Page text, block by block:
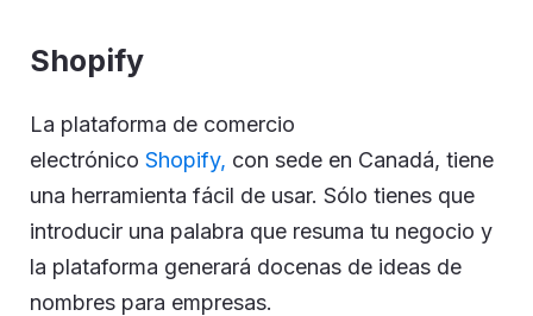
Shopify
La plataforma de comercio
electrónico Shopify, con sede en Canadá, tiene
una herramienta fácil de usar. Sólo tienes que
introducir una palabra que resuma tu negocio y
la plataforma generará docenas de ideas de
nombres para empresas.